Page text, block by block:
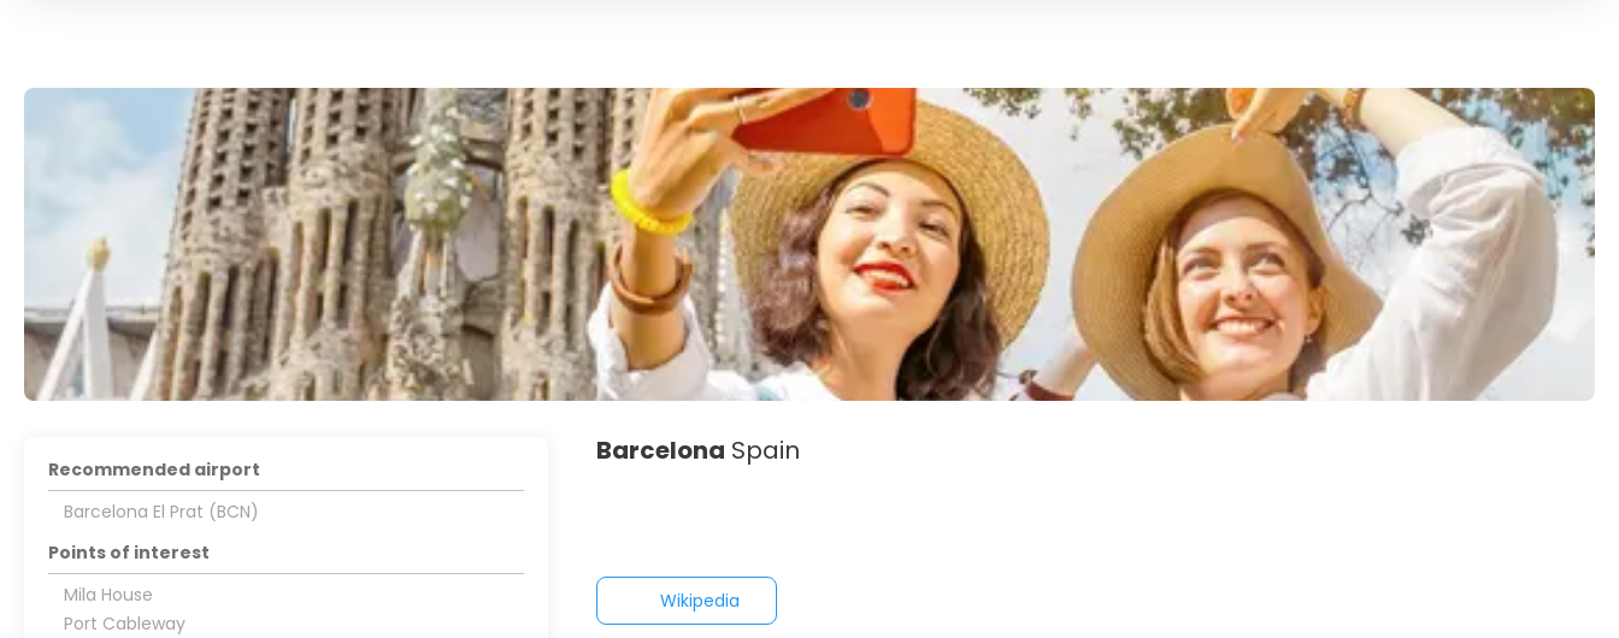
Barcelona Spain
Wikipedia
Recommended airport
Barcelona El Prat (BCN)
Points of interest
Mila House
Port Cableway